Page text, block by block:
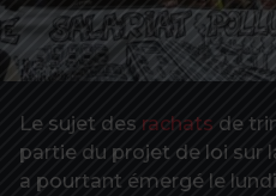
Le sujet des rachats de
partie du projet de loi sur
a pourtant émergé le